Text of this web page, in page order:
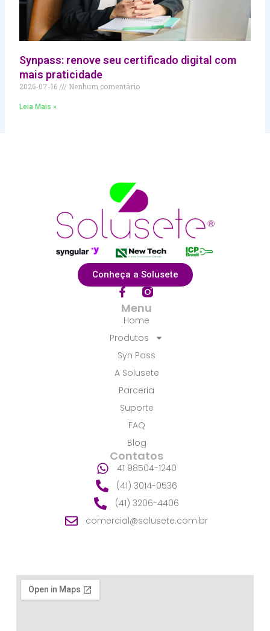
Synpass: renove seu certificado digital com
mais praticidade
2026-07-16 Nenhum comentário
Leia Mais »
Conheça a Solusete
F
a
c
e
b
o
k
-
f
Menu
Home
Produtos
Syn Pass
A Solusete
Parceria
Suporte
FAQ
Blog
Contatos
41 98504-1240
(41) 3014-0536
(41) 3206-4406
comercial@solusete.com.br